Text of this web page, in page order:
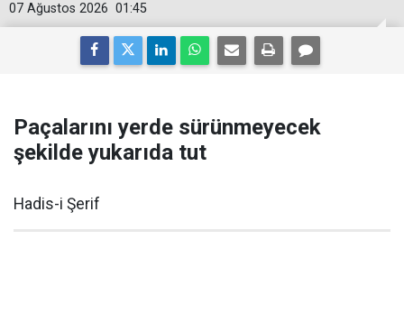
01:45
07 Ağustos 2026
Paçalarını yerde sürünmeyecek
şekilde yukarıda tut
Hadis-i Şerif